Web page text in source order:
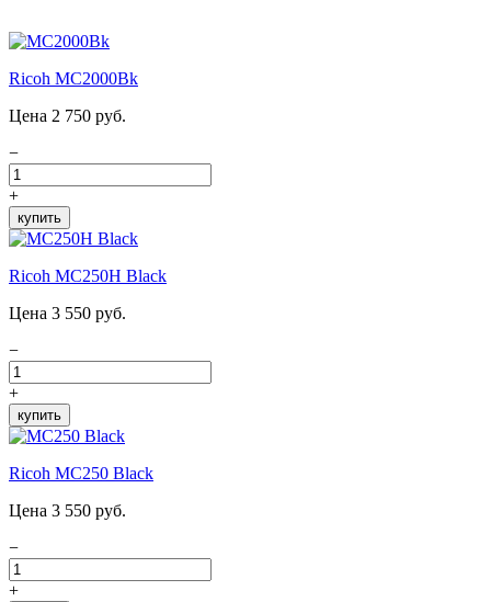
Ricoh MC2000Bk
Цена 2 750 руб.
−
+
купить
Ricoh MC250H Black
Цена 3 550 руб.
−
+
купить
Ricoh MC250 Black
Цена 3 550 руб.
−
+